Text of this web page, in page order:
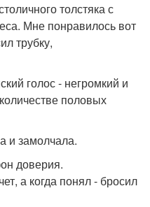
толстяка с
Мне понравилось вот
трубку,
голос - негромкий и
половых
и замолчала.
доверия.
а когда понял - бросил